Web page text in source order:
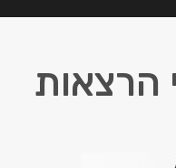
הרצאות